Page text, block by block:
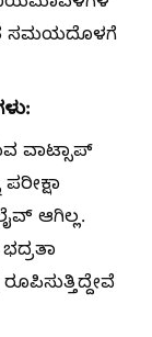
ಸಮಯದೊಳಗೆ
ವಾಟ್ಸಾಪ್
ಆಗಿಲ್ಲ.